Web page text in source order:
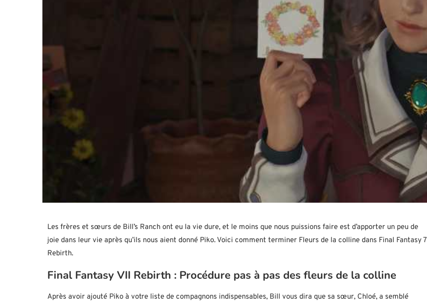
Les frères et sœurs de Bill’s Ranch ont eu la vie dure, et le moins que nous puissions faire est d’apporter un peu de
joie dans leur vie après qu’ils nous aient donné Piko. Voici comment terminer Fleurs de la colline dans Final Fantasy 7
Rebirth.
Final Fantasy VII Rebirth : Procédure pas à pas des fleurs de la colline
Après avoir ajouté Piko à votre liste de compagnons indispensables, Bill vous dira que sa sœur, Chloé, a semblé